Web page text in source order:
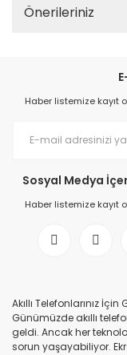
Önerileriniz
Haber listemize kayıt
Sosyal Medya
Haber listemize kayıt
Akıllı Telefonlarınız
Günümüzde akıllı
geldi. Ancak her
sorun yaşayabiliyor.